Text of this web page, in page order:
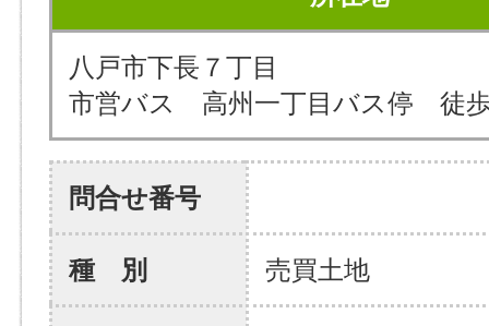
八戸市下長７丁目
市営バス 高州一丁目バス停 徒
問合せ番号
種 別 売買土地